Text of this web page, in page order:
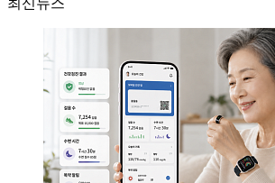
최신뉴스